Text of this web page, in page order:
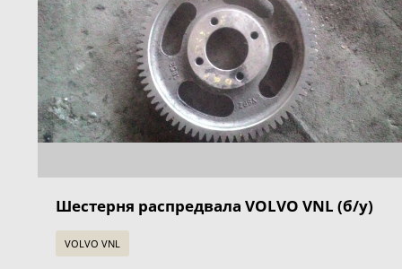
Шестерня распредвала VOLVO VNL (б/у)
VOLVO VNL